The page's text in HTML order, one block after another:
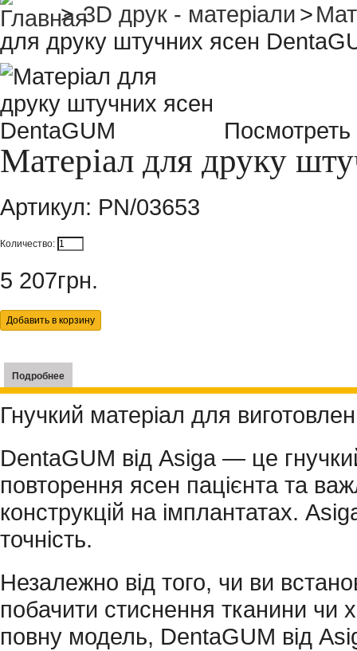
> 3D друк - матеріали >
для друку штучних ясен
Матеріал для друку
Артикул: PN/03653
Количество:
5 207грн.
Подробнее
Гнучкий матеріал для
DentaGUM від Asiga — це
повторення ясен пацієнта та
конструкцій на імплантатах.
точність.
Незалежно від того, чи ви
побачити стиснення тканини чи
повну модель, DentaGUM від